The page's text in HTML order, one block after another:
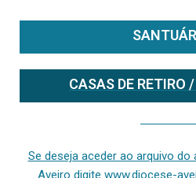
CASAS DE RETIRO
Se deseja aceder ao arquivo do
Aveiro digite www.diocese-